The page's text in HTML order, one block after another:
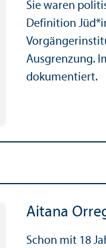
Sie waren
Definition
Ausgrenzung.
dokumentiert.
Aitana
Schon mit 18